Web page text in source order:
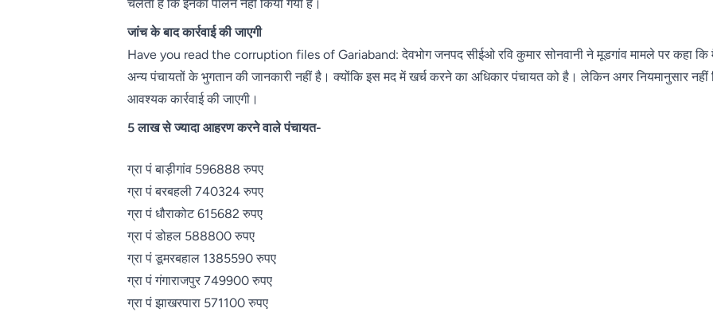
चलता है कि इनका पालन नहीं किया गया है।
जांच के बाद कार्रवाई की जाएगी
Have you read the corruption files of Gariaband: देवभोग जनपद सीईओ रवि कुमार सोनवानी ने मूडगांव मामले पर कहा कि
अन्य पंचायतों के भुगतान की जानकारी नहीं है। क्योंकि इस मद में खर्च करने का अधिकार पंचायत को है। लेकिन अगर नियमानुसार नहीं
आवश्यक कार्रवाई की जाएगी।
5 लाख से ज्यादा आहरण करने वाले पंचायत-
ग्रा पं बाड़ीगांव 596888 रुपए
ग्रा पं बरबहली 740324 रुपए
ग्रा पं धौराकोट 615682 रुपए
ग्रा पं डोहल 588800 रुपए
ग्रा पं डूमरबहाल 1385590 रुपए
ग्रा पं गंगाराजपुर 749900 रुपए
ग्रा पं झाखरपारा 571100 रुपए